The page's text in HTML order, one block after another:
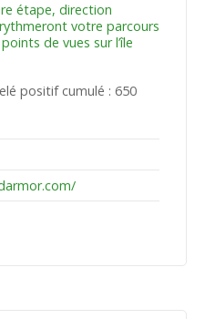
étape, direction
votre parcours
de vues sur l’île
positif cumulé : 650